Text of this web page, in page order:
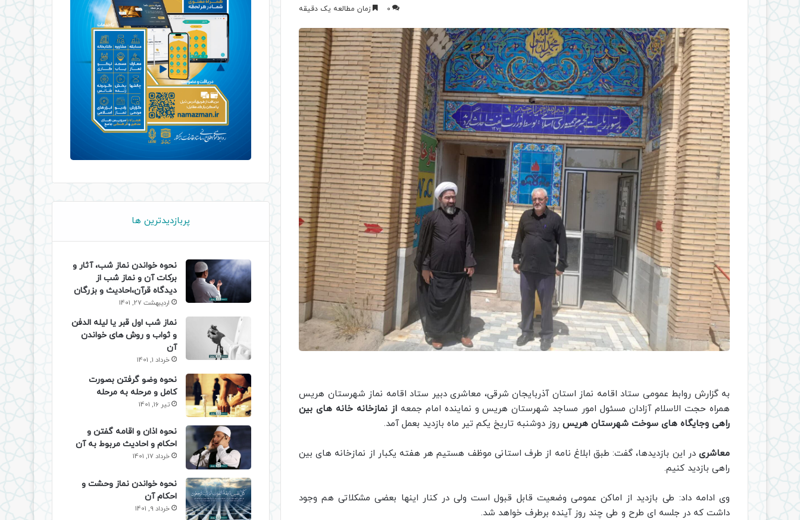
0 زمان مطالعه یک دقیقه
به گزارش روابط عمومی ستاد اقامه نماز استان آذربایجان شرقی، معاشری دبیر ستاد اقامه نماز شهرستان هریس
همراه حجت الاسلام آزادان مسئول امور مساجد شهرستان هریس و نماینده امام جمعهاز نمازخانه خانه های بین
راهی وجایگاه های سوخت شهرستان هریس روز دوشنبه تاریخ یکم تیر ماه بازدید بعمل آمد.
معاشری در این بازدیدها، گفت: طبق ابلاغ نامه از طرف استانی موظف هستیم هر هفته یکبار از نمازخانه های بین
راهی بازدید کنیم.
وی ادامه داد: طی بازدید از اماکن عمومی وضعیت قابل قبول است ولی در کنار اینها بعضی مشکلاتی هم وجود
داشت که در جلسه ای طرح و طی چند روز آینده برطرف خواهد شد.
پربازدیدترین ها
نحوه خواندن نماز شب، آثار و
برکات آن و نماز شب از
دیدگاه قرآن،احادیث و بزرگان
اردیبهشت 27, 1401
نماز شب اول قبر یا لیله الدفن
و ثواب و روش های خواندن
آن
خرداد 1, 1401
نحوه وضو گرفتن بصورت
کامل و مرحله به مرحله
تیر 16, 1401
نحوه اذان و اقامه گفتن و
احکام و احادیث مربوط به آن
خرداد 17, 1401
نحوه خواندن نماز وحشت و
احکام آن
خرداد 9, 1401